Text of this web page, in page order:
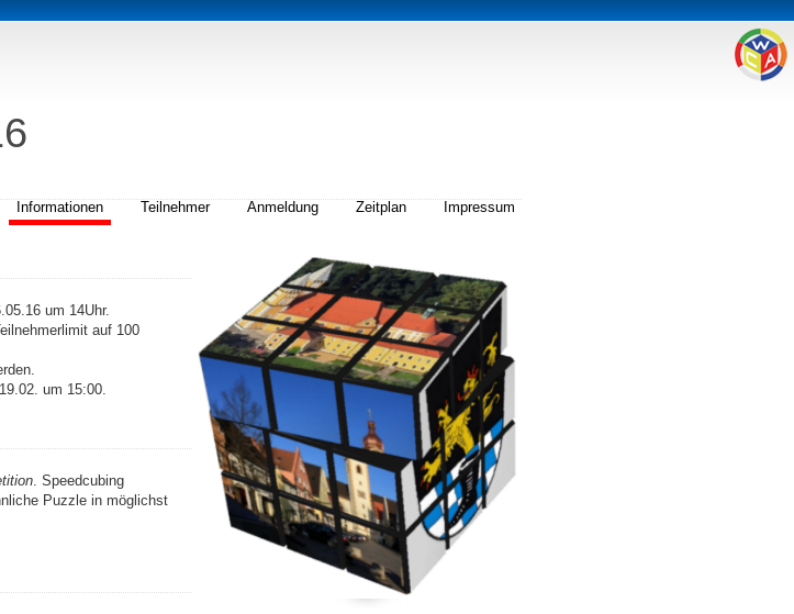
Informationen Teilnehmer Anmeldung Zeitplan Impressum
um 14Uhr.
auf 100
um 15:00.
. Speedcubing
Puzzle in möglichst